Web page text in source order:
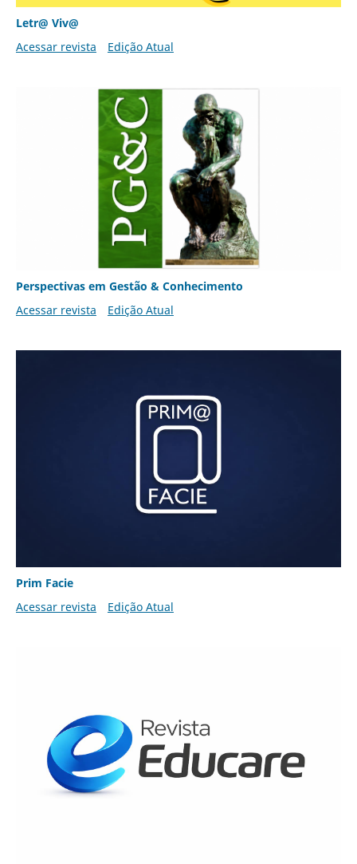
Letr@ Viv@
Acessar revista
Edição Atual
Perspectivas em Gestão & Conhecimento
Acessar revista
Edição Atual
Prim Facie
Acessar revista
Edição Atual